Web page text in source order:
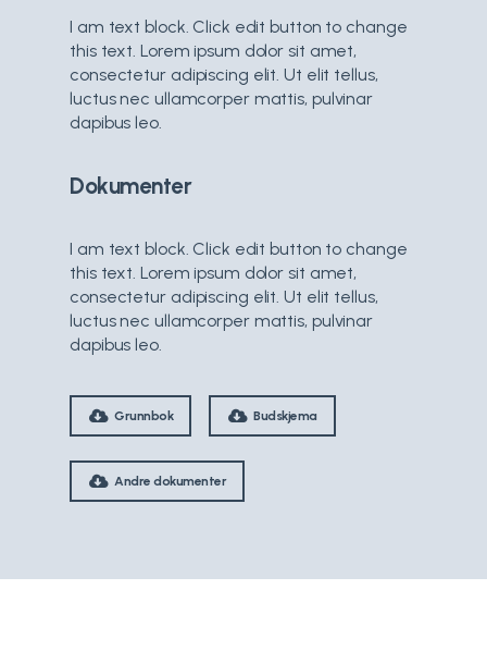
I am text block. Click edit button to change
this text. Lorem ipsum dolor sit amet,
consectetur adipiscing elit. Ut elit tellus,
luctus nec ullamcorper mattis, pulvinar
dapibus leo.
Dokumenter
I am text block. Click edit button to change
this text. Lorem ipsum dolor sit amet,
consectetur adipiscing elit. Ut elit tellus,
luctus nec ullamcorper mattis, pulvinar
dapibus leo.
Grunnbok Budskjema
Andre dokumenter